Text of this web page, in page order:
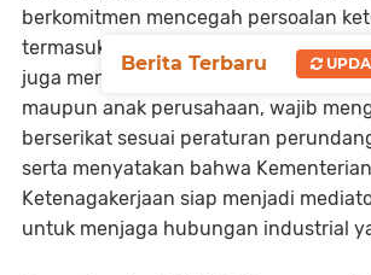
berkomitmen mencegah persoalan
termasuk memastikan tidak terjadinya
juga menegaskan bahwa
maupun anak perusahaan, wajib
berserikat sesuai peraturan
serta menyatakan bahwa Kementerian
Ketenagakerjaan siap menjadi
untuk menjaga hubungan industrial
Berita Terbaru